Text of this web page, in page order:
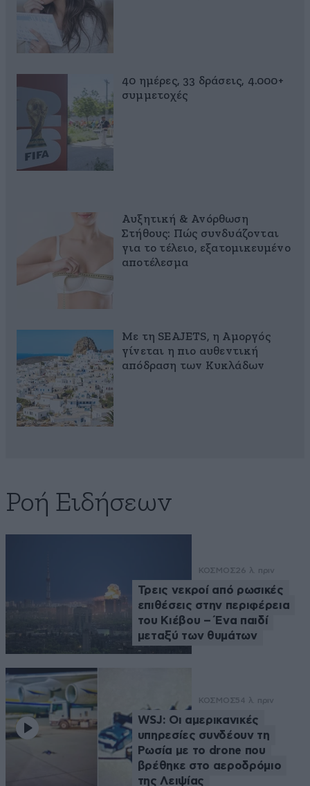
40 ημέρες, 33 δράσεις, 4.000+
συμμετοχές
Αυξητική & Ανόρθωση
Στήθους: Πώς συνδυάζονται
για το τέλειο, εξατομικευμένο
αποτέλεσμα
Με τη SEAJETS, η Αμοργός
γίνεται η πιο αυθεντική
απόδραση των Κυκλάδων
Ροή Ειδήσεων
ΚΟΣΜΟΣ26 λ. πριν
Τρεις νεκροί από ρωσικές
επιθέσεις στην περιφέρεια
του Κιέβου – Ένα παιδί
μεταξύ των θυμάτων
ΚΟΣΜΟΣ54 λ. πριν
WSJ: Οι αμερικανικές
υπηρεσίες συνδέουν τη
Ρωσία με το drone που
βρέθηκε στο αεροδρόμιο
της Λειψίας